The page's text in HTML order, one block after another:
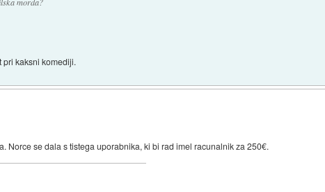
pri kaksni komediji.
Norce se dala s tistega uporabnika, ki bi rad imel racunalnik za 250€.